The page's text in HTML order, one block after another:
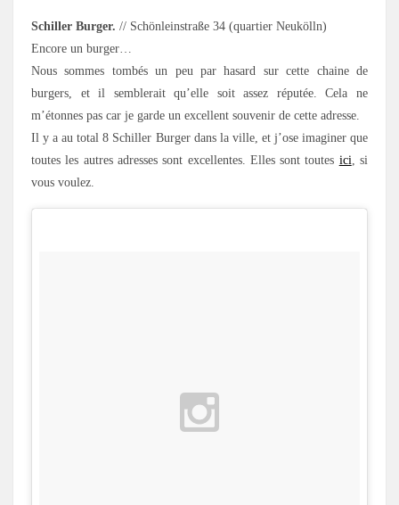
Schiller Burger. // Schönleinstraße 34 (quartier Neukölln)
Encore un burger…
Nous sommes tombés un peu par hasard sur cette chaine de
burgers, et il semblerait qu’elle soit assez réputée. Cela ne
m’étonnes pas car je garde un excellent souvenir de cette adresse.
Il y a au total 8 Schiller Burger dans la ville, et j’ose imaginer que
toutes les autres adresses sont excellentes. Elles sont toutes ici , si
vous voulez.